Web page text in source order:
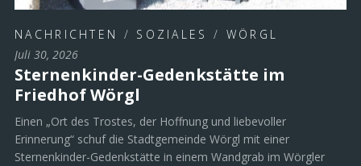
NACHRICHTEN / SOZIALES / WÖRGL
Juli 30, 2026
Sternenkinder-Gedenkstätte im
Friedhof Wörgl
Einen „Ort des Trostes, der Hoffnung und liebevoller
Erinnerung“ schuf die Stadtgemeinde Wörgl mit einer
Sternenkinder-Gedenkstätte in einem Wandgrab im Wörgler